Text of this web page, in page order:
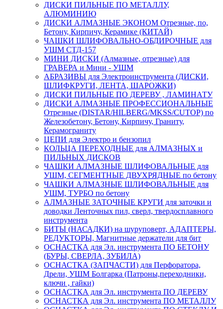
ДИСКИ ПИЛЬНЫЕ ПО МЕТАЛЛУ,
АЛЮМИНИЮ
ДИСКИ АЛМАЗНЫЕ ЭКОНОМ Отрезные, по,
Бетону, Кирпичу, Керамике (КИТАЙ)
ЧАШКИ ШЛИФОВАЛЬНО-ОБДИРОЧНЫЕ для
УШМ СТД-157
МИНИ ДИСКИ (Алмазные, отрезные) для
ГРАВЕРА и Мини - УШМ
АБРАЗИВЫ для Электроинструмента (ДИСКИ,
ШЛИФКРУГИ, ЛЕНТА, ШАРОЖКИ)
ДИСКИ ПИЛЬНЫЕ ПО ДЕРЕВУ , ЛАМИНАТУ
ДИСКИ АЛМАЗНЫЕ ПРОФЕССИОНАЛЬНЫЕ
Отрезные (DISTAR/HILBERG/MKSS/CUTOP) по
Железобетону, Бетону, Кирпичу, Граниту,
Керамограниту
ЦЕПИ для Электро и бензопил
КОЛЬЦА ПЕРЕХОДНЫЕ для АЛМАЗНЫХ и
ПИЛЬНЫХ ДИСКОВ
ЧАШКИ АЛМАЗНЫЕ ШЛИФОВАЛЬНЫЕ для
УШМ, СЕГМЕНТНЫЕ ДВУХРЯДНЫЕ по бетону
ЧАШКИ АЛМАЗНЫЕ ШЛИФОВАЛЬНЫЕ для
УШМ, ТУРБО по бетону
АЛМАЗНЫЕ ЗАТОЧНЫЕ КРУГИ для заточки и
доводки Ленточных пил, сверл, твердосплавного
инструмента
БИТЫ (НАСАДКИ) на шуруповерт, АДАПТЕРЫ,
РЕДУКТОРЫ, Магнитные держатели для бит
ОСНАСТКА для Эл. инструмента ПО БЕТОНУ
(БУРЫ, СВЕРЛА, ЗУБИЛА)
ОСНАСТКА (ЗАПЧАСТИ) для Перфоратора,
Дрели, УШМ Болгарка (Патроны,переходники,
ключи , гайки)
ОСНАСТКА для Эл. инструмента ПО ДЕРЕВУ
ОСНАСТКА для Эл. инструмента ПО МЕТАЛЛУ